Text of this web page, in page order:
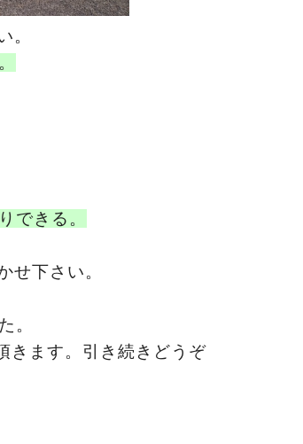
。
できる。
せ下さい。
。
きます。引き続きどうぞ